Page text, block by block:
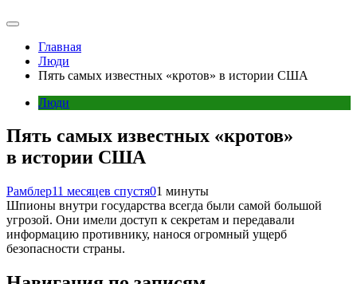
Главная
Люди
Пять самых известных «‎кротов» в истории США
Люди
Пять самых известных «‎кротов»
в истории США
Рамблер11 месяцев спустя01 минуты
Шпионы внутри государства всегда были самой большой
угрозой. Они имели доступ к секретам и передавали
информацию противнику, нанося огромный ущерб
безопасности страны.